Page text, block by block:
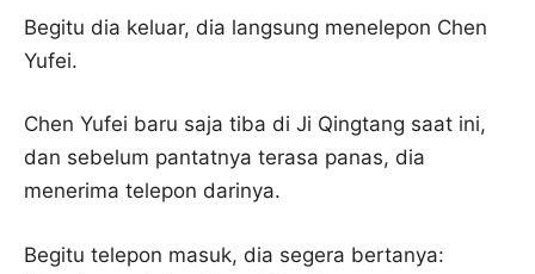
Begitu dia keluar, dia langsung menelepon Chen
Yufei.
Chen Yufei baru saja tiba di Ji Qingtang saat ini,
dan sebelum pantatnya terasa panas, dia
menerima telepon darinya.
Begitu telepon masuk, dia segera bertanya: